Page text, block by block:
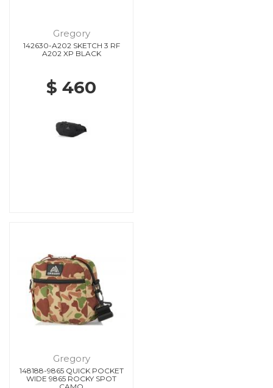
Gregory
142630-A202 SKETCH 3 RF
A202 XP BLACK
$ 460
Gregory
148188-9865 QUICK POCKET
WIDE 9865 ROCKY SPOT